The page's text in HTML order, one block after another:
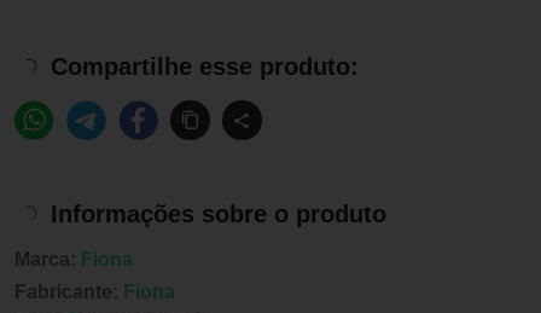
Compartilhe esse produto:
Informações sobre o produto
Marca: Fiona
Fabricante: Fiona